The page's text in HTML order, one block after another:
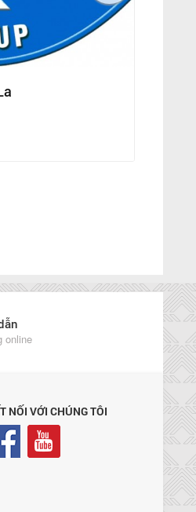
online
NỐI VỚI CHÚNG TÔI